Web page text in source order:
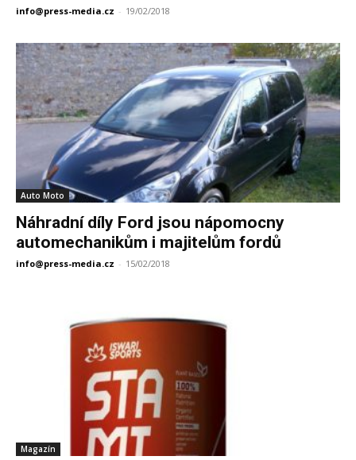
info@press-media.cz - 19/02/2018
Auto Moto
Náhradní díly Ford jsou nápomocny
automechanikům i majitelům fordů
info@press-media.cz - 15/02/2018
Magazín